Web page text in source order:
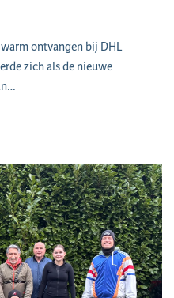
ontvangen bij DHL
zich als de nieuwe